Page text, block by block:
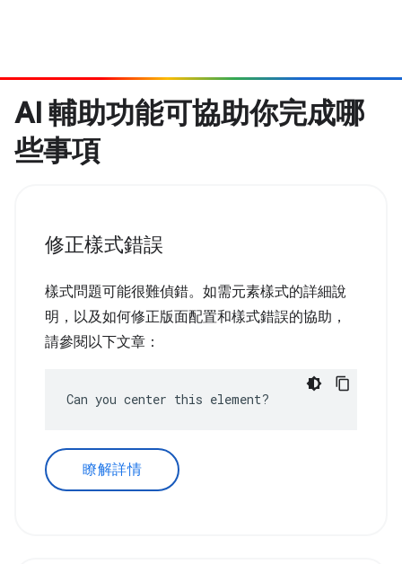
AI 輔助功能可協助你完成哪
些事項
修正樣式錯誤
樣式問題可能很難偵錯。如需元素樣式的詳細說
明，以及如何修正版面配置和樣式錯誤的協助，
請參閱以下文章：
Can you center this element?
瞭解詳情